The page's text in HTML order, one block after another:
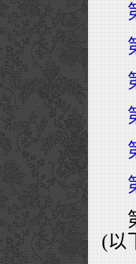
(以